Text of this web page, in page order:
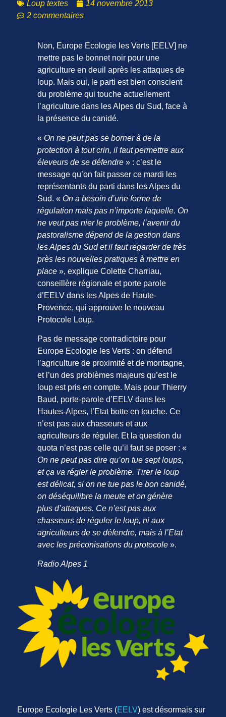
Loup textes
14 novembre 2013
2 commentaires
Non, Europe Ecologie les Verts [EELV] ne
mettre pas le bonnet noir pour une
agriculture en deuil après les attaques de
loup. Mais oui, le parti est bien conscient
du problème qui touche actuellement
l’agriculture dans les Alpes du Sud, face à
la présence du canidé.
« On ne peut pas se borner à de la
protection à tout crin, il faut permettre aux
éleveurs de se défendre » : c’est le
message qu’on fait passer ce mardi les
représentants du parti dans les Alpes du
Sud. « On a besoin d’une forme de
régulation mais pas n’importe laquelle. On
ne veut pas nier le problème, l’avenir du
pastoralisme dépend de la gestion dans
les Alpes du Sud et il faut regarder de très
près les nouvelles pratiques à mettre en
place », explique Colette Charriau,
conseillère régionale et porte parole
d’EELV dans les Alpes de Haute-
Provence, qui approuve le nouveau
Protocole Loup.
Pas de message contradictoire pour
Europe Ecologie les Verts : on défend
l’agriculture de proximité et de montagne,
et l’un des problèmes majeurs qu’est le
loup est pris en compte. Mais pour Thierry
Baud, porte-parole d’EELV dans les
Hautes-Alpes, l’Etat botte en touche. Ce
n’est pas aux chasseurs et aux
agriculteurs de réguler. Et la question du
quota n’est pas celle qu’il faut se poser : «
On ne peut pas dire qu’on tue sept loups,
et ça va régler le problème. Tirer le loup
est délicat, si on ne tue pas le bon canidé,
on déséquilibre la meute et on génère
plus d’attaques. Ce n’est pas aux
chasseurs de réguler le loup, ni aux
agriculteurs de se défendre, mais à l’Etat
avec les préconisations du protocole ».
Radio Alpes 1
Europe Ecologie Les Verts (EELV) est désormais sur